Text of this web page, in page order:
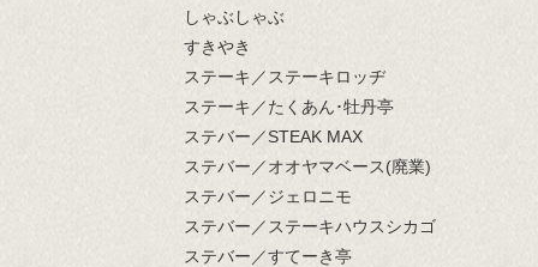
しゃぶしゃぶ
すきやき
ステーキ／ステーキロッヂ
ステーキ／たくあん･牡丹亭
ステバー／STEAK MAX
ステバー／オオヤマベース(廃業)
ステバー／ジェロニモ
ステバー／ステーキハウスシカゴ
ステバー／すてーき亭